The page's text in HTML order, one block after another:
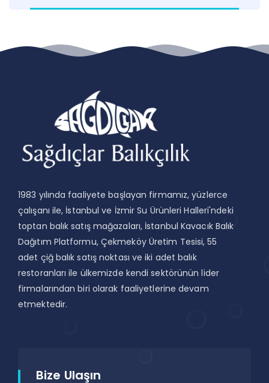
1983 yılında faaliyete başlayan firmamız, yüzlerce
çalışanı ile, İstanbul ve İzmir Su Ürünleri Halleri'ndeki
toptan balık satış mağazaları, İstanbul Kavacık Balık
Dağıtım Platformu, Çekmeköy Üretim Tesisi, 55
adet çiğ balık satış noktası ve iki adet balık
restoranları ile ülkemizde kendi sektörünün lider
firmalarından biri olarak faaliyetlerine devam
etmektedir.
Bize Ulaşın